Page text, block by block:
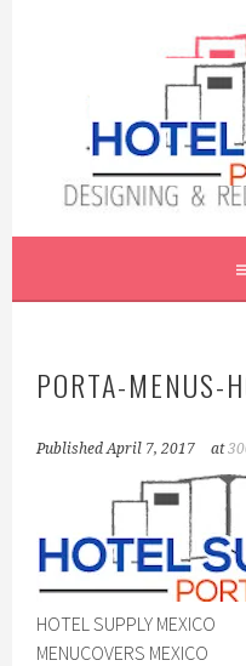
HOTEL
PORTA
PORTAMENUS |
PORTA-MENUS-
PublishedApril 7, 2017 at
HOTEL SUPPLY MEXICO
MENUCOVERS MEXICO